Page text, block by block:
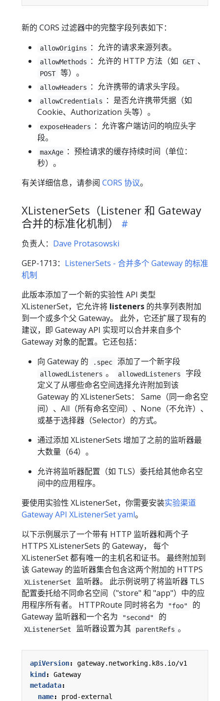
新的 CORS 过滤器中的完整字段列表如下：
allowOrigins ：允许的请求来源列表。
allowMethods ：允许的 HTTP 方法（如 GET 、
POST 等）。
allowHeaders ：允许携带的请求头字段。
allowCredentials
：是否允许携带凭据（如
Cookie、Authorization 头等）。
exposeHeaders
：允许客户端访问的响应头字
段。
maxAge ：预检请求的缓存持续时间（单位：
秒）。
有关详细信息，请参阅 CORS 协议。
XListenerSets（Listener 和 Gateway
合并的标准化机制）
负责人： Dave Protasowski
GEP-1713： ListenerSets - 合并多个 Gateway 的标准
机制
此版本添加了一个新的实验性 API 类型
XListenerSet，它允许将 listeners 的共享列表附加
到一个或多个父 Gateway。 此外，它还扩展了现有的
建议，即 Gateway API 实现可以合并来自多个
Gateway 对象的配置。它还包括：
向 Gateway 的
.spec 添加了一个新字段
allowedListeners 。 allowedListeners
字段
定义了从哪些命名空间选择允许附加到该
Gateway 的 XListenerSets： Same（同一命名空
间）、All（所有命名空间）、None（不允许）、
或基于选择器（Selector）的方式。
通过添加 XListenerSets 增加了之前的监听器最
大数量（64）。
允许将监听器配置（如 TLS）委托给其他命名空
间中的应用程序。
要使用实验性 XListenerSet，你需要安装实验渠道
Gateway API XListenerSet yaml。
以下示例展示了一个带有 HTTP 监听器和两个子
HTTPS XListenerSets 的 Gateway， 每个
XListenerSet 都有唯一的主机名和证书。 最终附加到
该 Gateway 的监听器集合包含这两个附加的 HTTPS
XListenerSet
监听器。 此示例说明了将监听器 TLS
配置委托给不同命名空间（"store" 和 "app"）中的应
用程序所有者。 HTTPRoute 同时将名为
"foo"
的
Gateway 监听器和一个名为
"second" 的
XListenerSet 监听器设置为其 parentRefs 。
apiVersion:
gateway.networking.k8s.io/v1
kind :
Gateway
metadata:
name:
prod-external